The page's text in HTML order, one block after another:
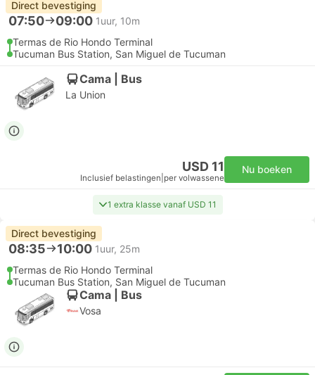
Direct bevestiging
07:50 09:00 1uur, 10m
Termas de Rio Hondo Terminal
Tucuman Bus Station, San Miguel de Tucuman
Cama | Bus
La Union
USD 11
Inclusief belastingen per volwassene
Nu boeken
1 extra klasse vanaf USD 11
Direct bevestiging
08:35 10:00 1uur, 25m
Termas de Rio Hondo Terminal
Tucuman Bus Station, San Miguel de Tucuman
Cama | Bus
Vosa